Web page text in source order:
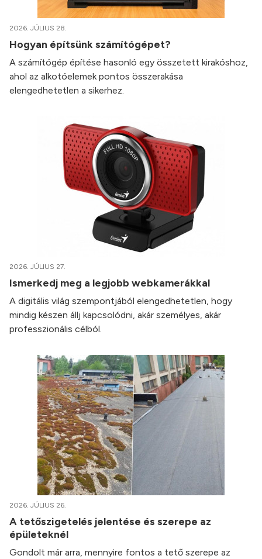
2026. JÚLIUS 28.
Hogyan építsünk számítógépet?
A számítógép építése hasonló egy összetett kirakóshoz,
ahol az alkotóelemek pontos összerakása
elengedhetetlen a sikerhez.
2026. JÚLIUS 27.
Ismerkedj meg a legjobb webkamerákkal
A digitális világ szempontjából elengedhetetlen, hogy
mindig készen állj kapcsolódni, akár személyes, akár
professzionális célból.
2026. JÚLIUS 26.
A tetőszigetelés jelentése és szerepe az
épületeknél
Gondolt már arra, mennyire fontos a tető szerepe az